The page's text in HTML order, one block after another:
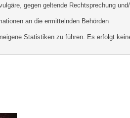
gegen geltende Rechtsprechung und/
an die ermittelnden Behörden
Statistiken zu führen. Es erfolgt